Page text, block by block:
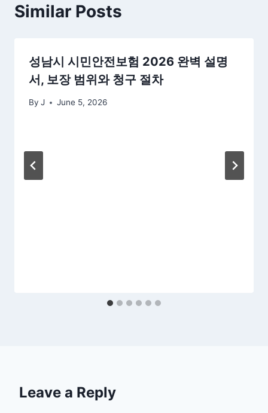
Similar Posts
성남시 시민안전보험 2026 완벽 설명
서, 보장 범위와 청구 절차
By J June 5, 2026
Leave a Reply